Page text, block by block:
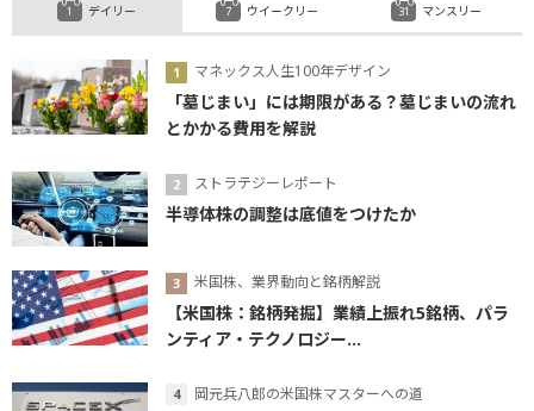
デイリー
マネックス人生100年デザイン
「墓じまい」には期限がある？墓じまいの流れ
とかかる費用を解説
ストラテジーレポート
半導体株の調整は底値をつけたか
米国株、業界動向と銘柄解説
【米国株：銘柄発掘】業績上振れ5銘柄、パラ
ンティア・テクノロジー...
岡元兵八郎の米国株マスターへの道
ウイークリー マンスリー